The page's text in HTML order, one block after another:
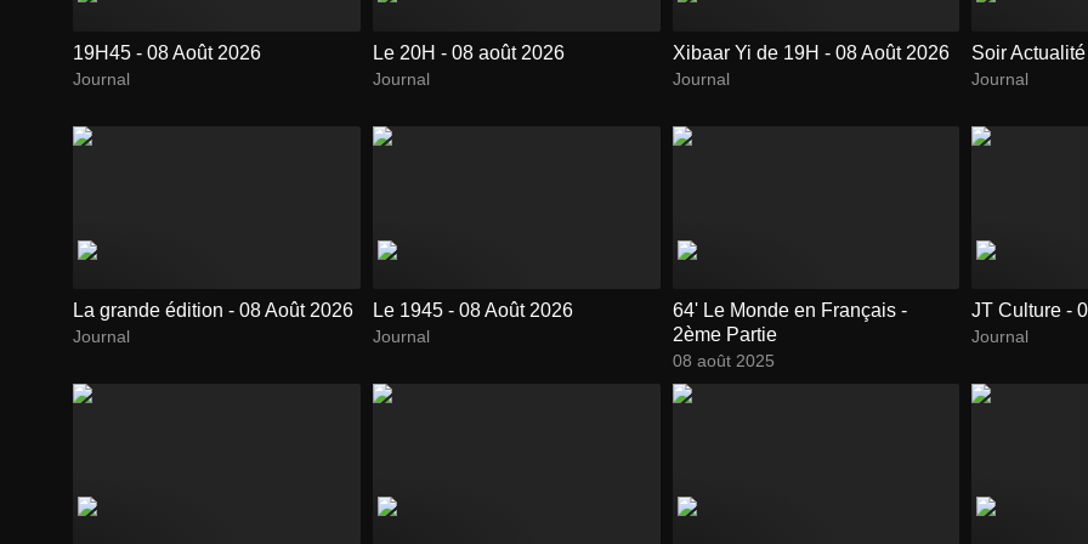
19H45 - 08 Août 2026
Journal
Le 20H - 08 août 2026
Journal
Xibaar Yi de 19H - 08 Août 2026
Journal
Soir
Journal
La grande édition - 08 Août 2026
Journal
Le 1945 - 08 Août 2026
Journal
64' Le Monde en Français -
2ème Partie
08 août 2025
Journal